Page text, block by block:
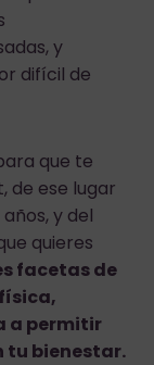
y
difícil de
que te
de ese lugar
y del
quieres
facetas de
a permitir
tu bienestar.